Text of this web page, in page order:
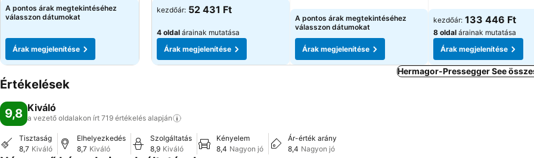
Árak megjelenítése
A pontos árak megtekintéséhez
válasszon dátumokat
Árak megjelenítése
Árak megjelenítése
kezdőár: 52 431 Ft
4 oldal árainak mutatása
Árak megjelenítése
Árak megjelenítése
A pontos árak megtekintéséhez
válasszon dátumokat
Árak megjelenítése
Árak megjelenítése
kezdőár: 133 446 Ft
8 oldal árainak mutatása
Árak megjelenítése
Hermagor-Pressegger See
Értékelések
9,8 Kiváló
a vezető oldalakon írt 719 értékelés alapján
Tisztaság
8,7 Kiváló
Elhelyezkedés
8,7 Kiváló
Szolgáltatás
8,9 Kiváló
Kényelem
8,4 Nagyon jó
Ár-érték arány
8,4 Nagyon jó